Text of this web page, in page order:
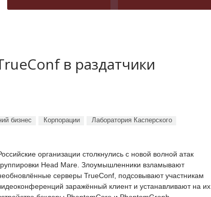
в раздатчики
бизнес Корпорации Лаборатория Касперского
организации столкнулись с новой волной атак
Head Mare. Злоумышленники взламывают
серверы TrueConf, подсовывают участникам
заражённый клиент и устанавливают на их